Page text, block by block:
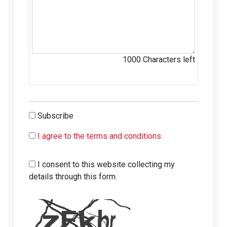
1000 Characters left
Subscribe
I agree to the terms and conditions.
I consent to this website collecting my
details through this form.